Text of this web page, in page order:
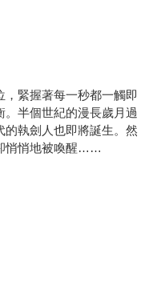
緊握著每一秒都一觸即
半個世紀的漫長歲月過
執劍人也即將誕生。然
悄悄地被喚醒……